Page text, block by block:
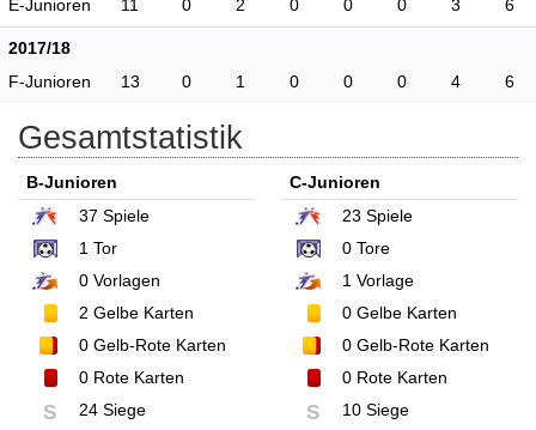
E-Junioren
11 0 2 0 0 0 3 6
2017/18
F-Junioren
13 0 1 0 0 0 4 6
Gesamtstatistik
B-Junioren
37 Spiele
1 Tor
0 Vorlagen
2 Gelbe Karten
0 Gelb-Rote Karten
0 Rote Karten
S 24 Siege
C-Junioren
23 Spiele
0Tore
1 Vorlage
0Gelbe Karten
0Gelb-Rote Karten
0Rote Karten
S 10 Siege